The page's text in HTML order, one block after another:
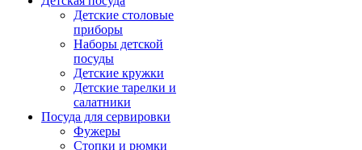
Детские столовые
приборы
Наборы детской
посуды
Детские кружки
Детские тарелки и
салатники
Посуда для сервировки
Фужеры
Стопки и рюмки